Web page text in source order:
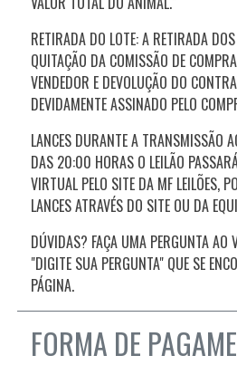
RETIRADA DO LOTE: A RETIRADA
QUITAÇÃO DA COMISSÃO DE
VENDEDOR E DEVOLUÇÃO DO
DEVIDAMENTE ASSINADO PELO
LANCES DURANTE A TRANSMISSÃO
DAS 20:00 HORAS O LEILÃO
VIRTUAL PELO SITE DA MF LEILÕES,
LANCES ATRAVÉS DO SITE OU DA
DÚVIDAS? FAÇA UMA PERGUNTA AO
"DIGITE SUA PERGUNTA" QUE SE
PÁGINA.
FORMA DE